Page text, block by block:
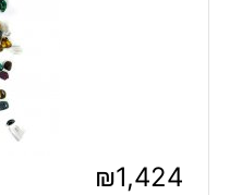
₪1,424